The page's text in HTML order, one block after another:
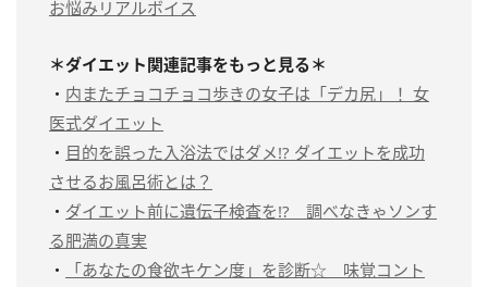
お悩みリアルボイス
＊ダイエット関連記事をもっと見る＊
・ 内またチョコチョコ歩きの女子は「デカ尻」！ 女
医式ダイエット
・ 目的を誤った入浴法ではダメ!? ダイエットを成功
させるお風呂術とは？
・ ダイエット前に遺伝子検査を!? 調べなきゃソンす
る肥満の真実
・
「あなたの食欲キケン度」を診断☆ 味覚コント